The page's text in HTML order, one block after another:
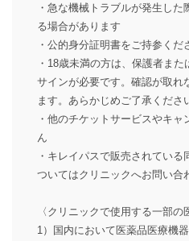
・急な機械トラブルが発生し
る場合があります
・公的身分証明書をご持参くだ
・18歳未満の方は、保護者ま
サインが必要です。確認が取れ
ます。あらかじめご了承くださ
・他のチケットサービスやキ
ん
・キレイパスで販売されてい
ついてはクリニックへお問い合
〈クリニックで使用する一部の
1）国内において医薬品医療機